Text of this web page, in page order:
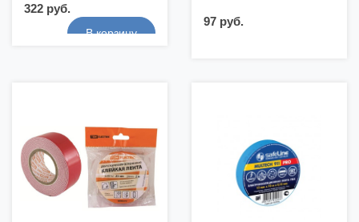
322 руб.
97 руб.